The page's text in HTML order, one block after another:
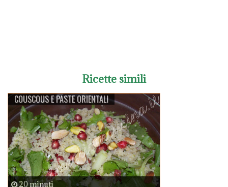
Ricette simili
COUSCOUS E PASTE ORIENTALI
20 minuti